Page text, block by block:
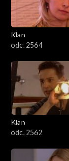
Klan
odc. 2564
Klan
odc. 2562